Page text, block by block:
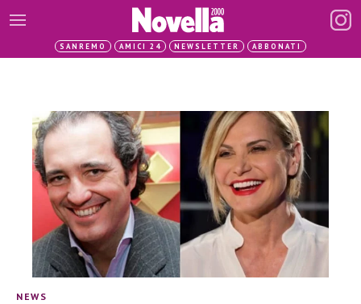
SANREMO AMICI 24 NEWSLETTER ABBONATI
NEWS